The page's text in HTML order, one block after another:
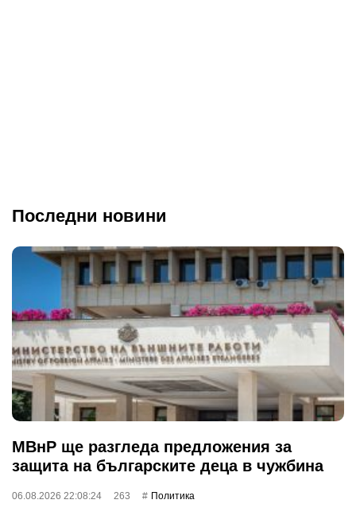
Последни новини
МВнР ще разгледа предложения за
защита на българските деца в чужбина
06.08.2026 22:08:24 263 Политика